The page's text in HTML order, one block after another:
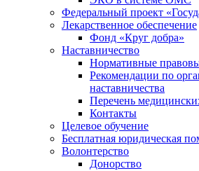
Федеральный проект
Лекарственное обеспечение
Фонд «Круг добра»
Наставничество
Нормативные
Рекомендации по
наставничества
Перечень
Контакты
Целевое обучение
Бесплатная юридическая
Волонтерство
Донорство